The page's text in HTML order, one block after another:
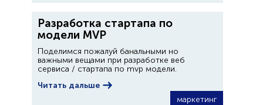
Разработка стартапа по
модели MVP
Поделимся пожалуй банальными но
важными вещами при разработке веб
сервиса / стартапа по mvp модели.
Читать дальше
маркетинг